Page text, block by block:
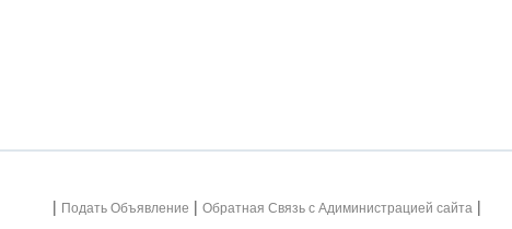
| Подать Объявление | Обратная Связь с Адиминистрацией сайта |